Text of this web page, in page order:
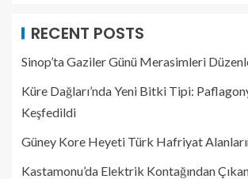
RECENT POSTS
Sinop’ta Gaziler Günü Merasimleri
Küre Dağları’nda Yeni Bitki Tipi:
Keşfedildi
Güney Kore Heyeti Türk Hafriyat
Kastamonu’da Elektrik Kontağından